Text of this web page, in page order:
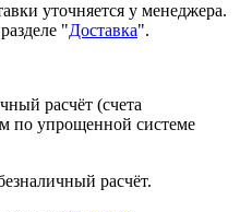
уточняется у менеджера.
"Доставка".
расчёт (счета
по упрощенной системе
расчёт.